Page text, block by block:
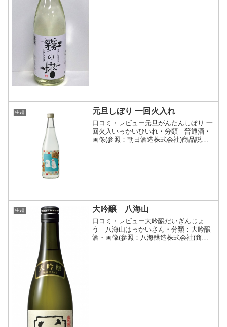
中越 元旦しぼり 一回火入れ
口コミ・レビュー元旦がんたんしぼり 一
回火入いっかいひいれ・分類 普通酒・
画像(参照：朝日酒造株式会社)商品説
中越 大吟醸 八海山
口コミ・レビュー大吟醸だいぎんじょ
う 八海山はっかいさん・分類：大吟醸
酒・画像(参照：八海醸造株式会社)商品